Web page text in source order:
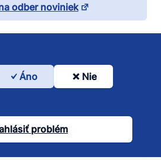
odber noviniek
Bol
článok
užitočný?
Áno Nie
problém